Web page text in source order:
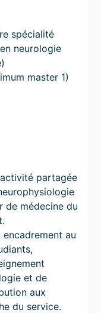
spécialité
neurologie
master 1)
partagée
de médecine du
encadrement au
et de
aux
du service.